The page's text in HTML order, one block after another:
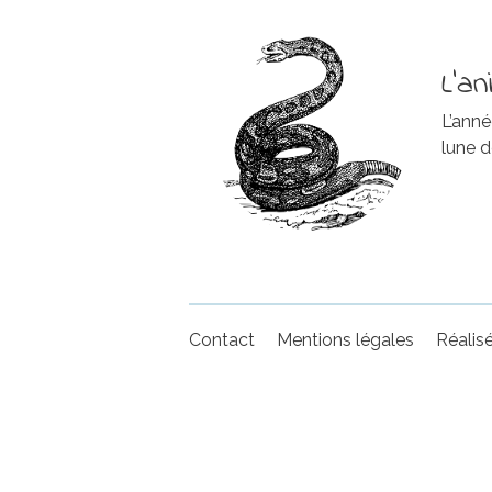
lune
Contact Mentions légales